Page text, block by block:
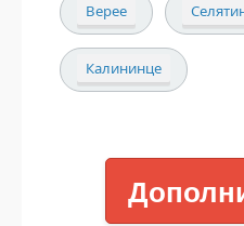
Верее
Калининце